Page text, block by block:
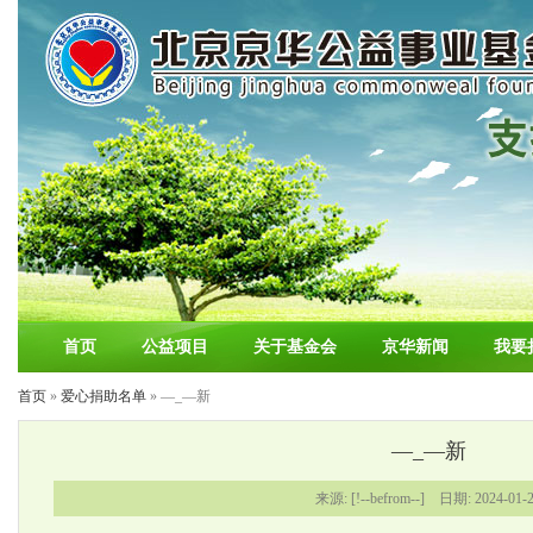
首页 公益项目 关于基金会 京华新闻 我要
首页 » 爱心捐助名单 » —_—新
—_—新
来源: [!--befrom--] 日期: 2024-01-